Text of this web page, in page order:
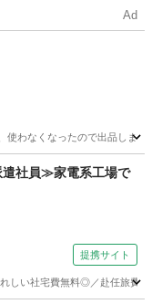
Ad
使わなくなったので出品しま
社員≫家電系工場で
提携サイト
れしい社宅費無料◎／赴任旅